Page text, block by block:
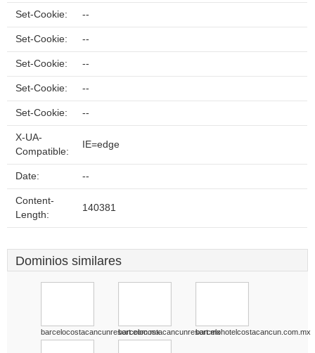
Set-Cookie: --
Set-Cookie: --
Set-Cookie: --
Set-Cookie: --
Set-Cookie: --
X-UA-
Compatible:
IE=edge
Date: --
Content-
Length:
140381
Dominios similares
barcelocostacancunresort.com.mxbarcelocostacancunresort.mxbarcelohotelcostacancun.com.mx